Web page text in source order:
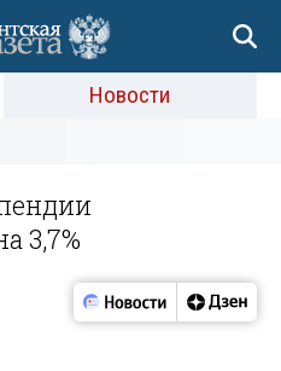
Новости
3,7%